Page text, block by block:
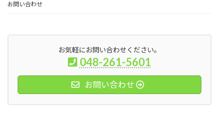
お問い合わせ
お気軽にお問い合わせください。
048-261-5601
お問い合わせ